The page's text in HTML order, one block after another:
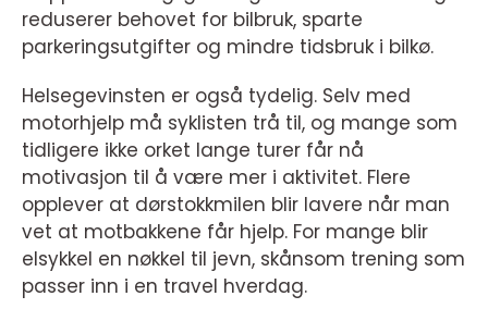
reduserer behovet for bilbruk, sparte
parkeringsutgifter og mindre tidsbruk i bilkø.
Helsegevinsten er også tydelig. Selv med
motorhjelp må syklisten trå til, og mange som
tidligere ikke orket lange turer får nå
motivasjon til å være mer i aktivitet. Flere
opplever at dørstokkmilen blir lavere når man
vet at motbakkene får hjelp. For mange blir
elsykkel en nøkkel til jevn, skånsom trening som
passer inn i en travel hverdag.